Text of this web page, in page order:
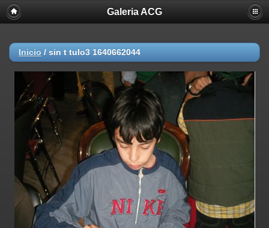
Galeria ACG
Inicio / sin t tulo3 1640662044